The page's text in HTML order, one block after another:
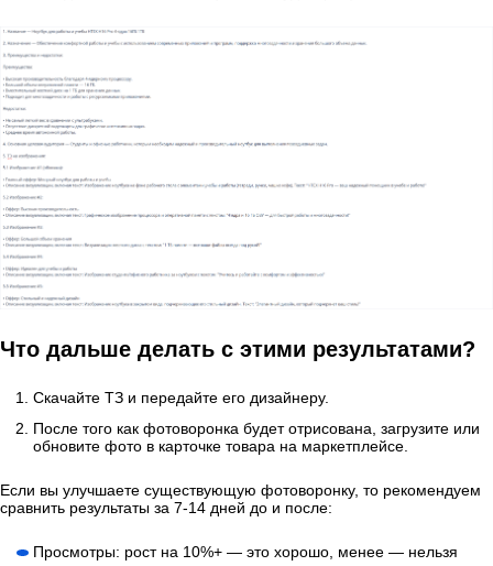
Что дальше делать с этими результатами?
Скачайте ТЗ и передайте его дизайнеру.
После того как фотоворонка будет отрисована, загрузите или
обновите фото в карточке товара на маркетплейсе.
Если вы улучшаете существующую фотоворонку, то рекомендуем
сравнить результаты за 7-14 дней до и после:
Просмотры: рост на 10%+ — это хорошо, менее — нельзя